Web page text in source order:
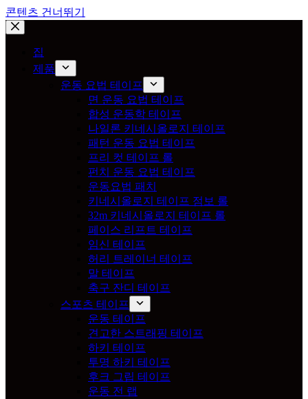
콘텐츠 건너뛰기
집
제품
운동 요법 테이프
면 운동 요법 테이프
합성 운동학 테이프
나일론 키네시올로지 테이프
패턴 운동 요법 테이프
프리 컷 테이프 롤
펀치 운동 요법 테이프
운동요법 패치
키네시올로지 테이프 점보 롤
32m 키네시올로지 테이프 롤
페이스 리프트 테이프
임신 테이프
허리 트레이너 테이프
말 테이프
축구 잔디 테이프
스포츠 테이프
운동 테이프
견고한 스트래핑 테이프
하키 테이프
투명 하키 테이프
후크 그립 테이프
운동 전 랩